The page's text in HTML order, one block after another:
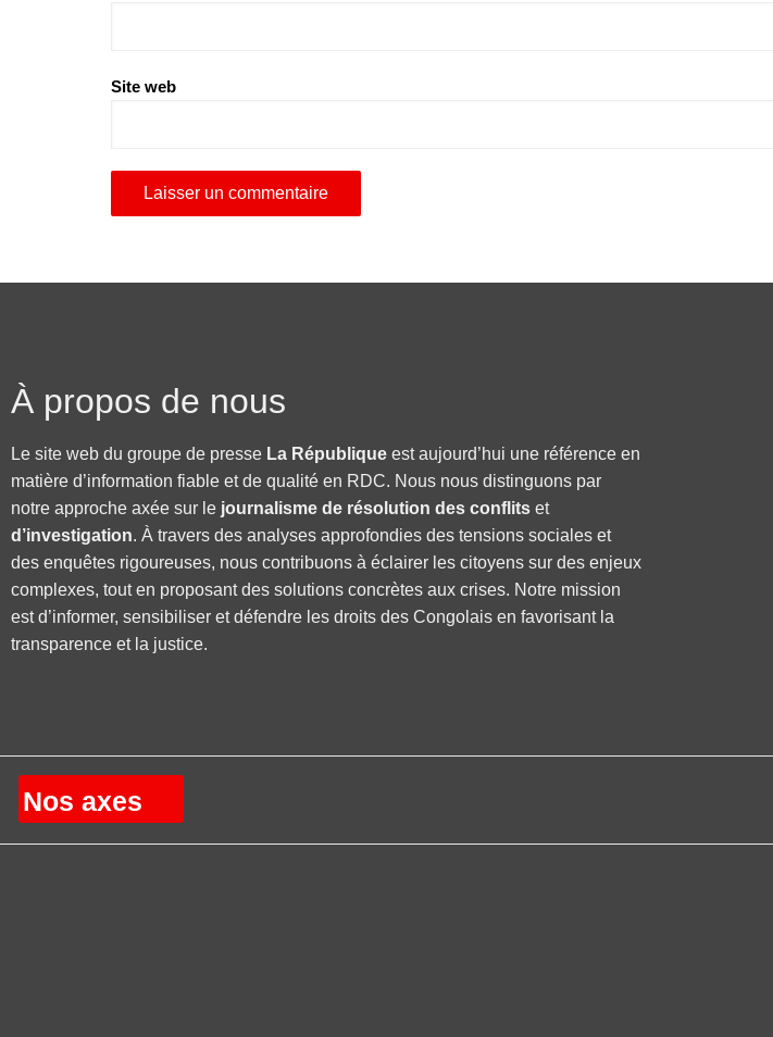
Site web
À propos de nous
Le site web du groupe de presse La République est aujourd’hui une référence en
matière d’information fiable et de qualité en RDC. Nous nous distinguons par
notre approche axée sur le journalisme de résolution des conflits et
d’investigation. À travers des analyses approfondies des tensions sociales et
des enquêtes rigoureuses, nous contribuons à éclairer les citoyens sur des enjeux
complexes, tout en proposant des solutions concrètes aux crises. Notre mission
est d’informer, sensibiliser et défendre les droits des Congolais en favorisant la
transparence et la justice.
Nos axes